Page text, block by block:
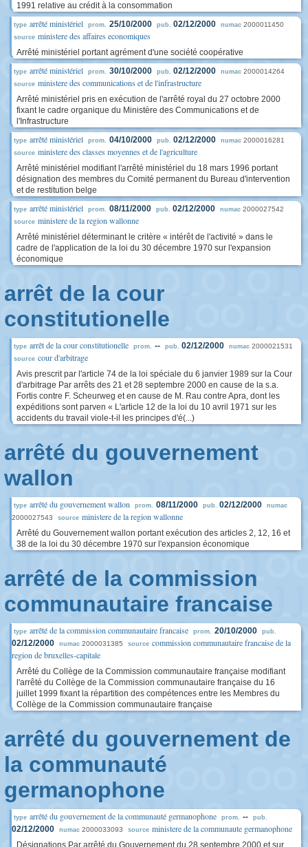
1991 relative au crédit à la consommation
type arrêté ministériel prom. 25/10/2000 pub. 02/12/2000 numac 2000011450
source ministere des affaires economiques
Arrêté ministériel portant agrément d'une société coopérative
type arrêté ministériel prom. 30/10/2000 pub. 02/12/2000 numac 2000014264
source ministere des communications et de l'infrastructure
Arrêté ministériel pris en exécution de l'arrêté royal du 27 octobre 2000
fixant le cadre organique du Ministère des Communications et de
l'Infrastructure
type arrêté ministériel prom. 04/10/2000 pub. 02/12/2000 numac 2000016281
source ministere des classes moyennes et de l'agriculture
Arrêté ministériel modifiant l'arrêté ministériel du 18 mars 1996 portant
désignation des membres du Comité permanent du Bureau d'intervention
et de restitution belge
type arrêté ministériel prom. 08/11/2000 pub. 02/12/2000 numac 2000027542
source ministere de la region wallonne
Arrêté ministériel déterminant le critère « intérêt de l'activité » dans le
cadre de l'application de la loi du 30 décembre 1970 sur l'expansion
économique
arrêt de la cour
constitutionelle
type arrêt de la cour constitutionelle prom. -- pub. 02/12/2000 numac 2000021531
source cour d'arbitrage
Avis prescrit par l'article 74 de la loi spéciale du 6 janvier 1989 sur la Cour
d'arbitrage Par arrêts des 21 et 28 septembre 2000 en cause de la s.a.
Fortis contre F. Scheurweg et en cause de M. Rau contre Apra, dont les
expéditions sont parven « L'article 12 de la loi du 10 avril 1971 sur les
accidents du travail viole-t-il les principes d'é(...)
arrêté du gouvernement
wallon
type arrêté du gouvernement wallon prom. 08/11/2000 pub. 02/12/2000 numac
2000027543 source ministere de la region wallonne
Arrêté du Gouvernement wallon portant exécution des articles 2, 12, 16 et
38 de la loi du 30 décembre 1970 sur l'expansion économique
arrêté de la commission
communautaire francaise
type arrêté de la commission communautaire francaise prom. 20/10/2000 pub.
02/12/2000 numac 2000031385 source commission communautaire francaise de la
region de bruxelles-capitale
Arrêté du Collège de la Commission communautaire française modifiant
l'arrêté du Collège de la Commission communautaire française du 16
juillet 1999 fixant la répartition des compétences entre les Membres du
Collège de la Commission communautaire française
arrêté du gouvernement de
la communauté
germanophone
type arrêté du gouvernement de la communauté germanophone prom. -- pub.
02/12/2000 numac 2000033093 source ministere de la communaute germanophone
Désignations Par arrêté du Gouvernement du 28 septembre 2000 et sur